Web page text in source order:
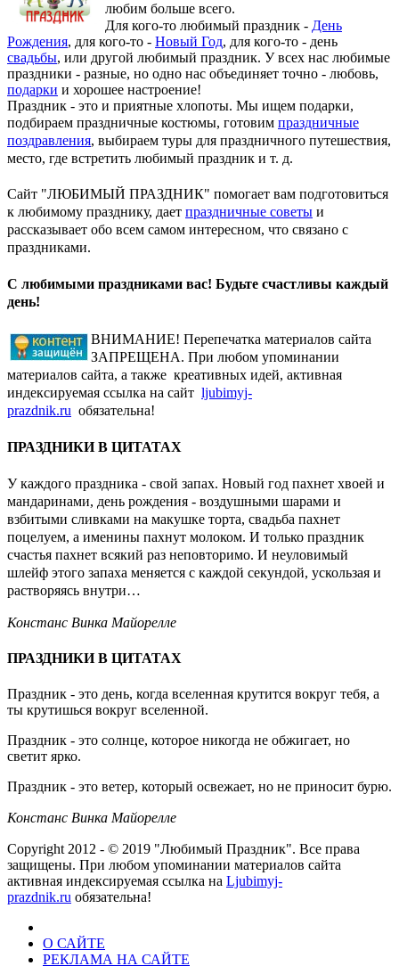
любим больше всего.
Для кого-то любимый праздник - День
Рождения, для кого-то - Новый Год, для кого-то - день
свадьбы, или другой любимый праздник. У всех нас любимые
праздники - разные, но одно нас объединяет точно - любовь,
подарки и хорошее настроение!
Праздник - это и приятные хлопоты. Мы ищем подарки,
подбираем праздничные костюмы, готовим праздничные
поздравления, выбираем туры для праздничного путешествия,
место, где встретить любимый праздник и т. д.
Сайт "ЛЮБИМЫЙ ПРАЗДНИК" помогает вам подготовиться
к любимому празднику, дает праздничные советы и
рассказывает обо всем самом интересном, что связано с
праздниками.
С любимыми праздниками вас! Будьте счастливы каждый
день!
ВНИМАНИЕ! Перепечатка материалов сайта
ЗАПРЕЩЕНА. При любом упоминании
материалов сайта, а также креативных идей, активная
индексируемая ссылка на сайт ljubimyj-
prazdnik.ru обязательна!
ПРАЗДНИКИ В ЦИТАТАХ
У каждого праздника - свой запах. Новый год пахнет хвоей и
мандаринами, день рождения - воздушными шарами и
взбитыми сливками на макушке торта, свадьба пахнет
поцелуем, а именины пахнут молоком. И только праздник
счастья пахнет всякий раз неповторимо. И неуловимый
шлейф этого запаха меняется с каждой секундой, ускользая и
растворяясь внутри…
Констанс Винка Майорелле
ПРАЗДНИКИ В ЦИТАТАХ
Праздник - это день, когда вселенная крутится вокруг тебя, а
ты крутишься вокруг вселенной.
Праздник - это солнце, которое никогда не обжигает, но
светит ярко.
Праздник - это ветер, который освежает, но не приносит бурю.
Констанс Винка Майорелле
Copyright 2012 - © 2019 "Любимый Праздник". Все права
защищены. При любом упоминании материалов сайта
активная индексируемая ссылка на Ljubimyj-
prazdnik.ru обязательна!
О САЙТЕ
РЕКЛАМА НА САЙТЕ